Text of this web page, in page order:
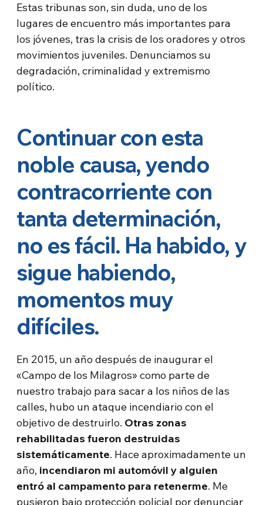
Estas tribunas son, sin duda, uno de los
lugares de encuentro más importantes para
los jóvenes, tras la crisis de los oradores y otros
movimientos juveniles. Denunciamos su
degradación, criminalidad y extremismo
político.
Continuar con esta
noble causa, yendo
contracorriente con
tanta determinación,
no es fácil. Ha habido, y
sigue habiendo,
momentos muy
difíciles.
En 2015, un año después de inaugurar el
«Campo de los Milagros» como parte de
nuestro trabajo para sacar a los niños de las
calles, hubo un ataque incendiario con el
objetivo de destruirlo. Otras zonas
rehabilitadas fueron destruidas
sistemáticamente. Hace aproximadamente un
año, incendiaron mi automóvil y alguien
entró al campamento para retenerme. Me
pusieron bajo protección policial por denunciar